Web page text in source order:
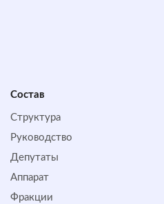
Состав
Структура
Руководство
Депутаты
Аппарат
Фракции